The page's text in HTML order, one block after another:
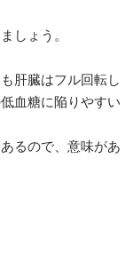
しょう。
肝臓はフル回転し
血糖に陥りやすい
るので、意味があ